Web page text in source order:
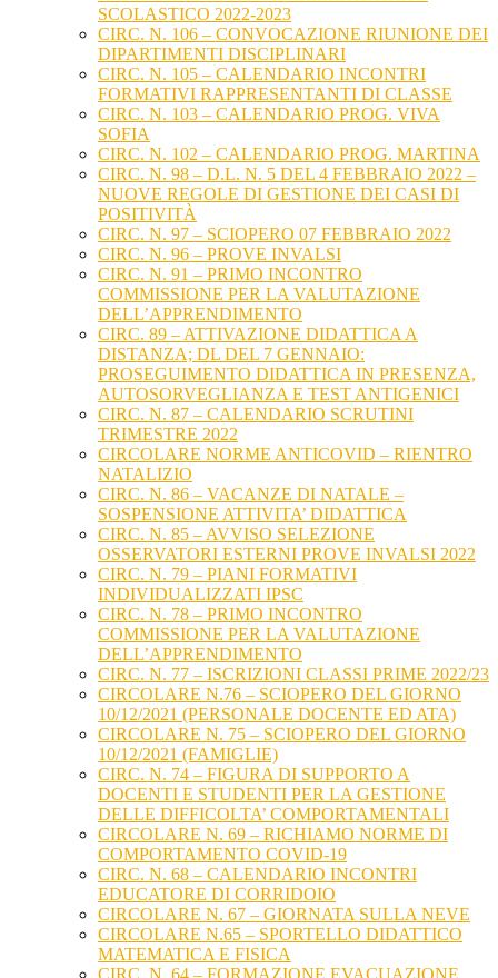
SCOLASTICO 2022-2023
CIRC. N. 106 – CONVOCAZIONE RIUNIONE DEI
DIPARTIMENTI DISCIPLINARI
CIRC. N. 105 – CALENDARIO INCONTRI
FORMATIVI RAPPRESENTANTI DI CLASSE
CIRC. N. 103 – CALENDARIO PROG. VIVA
SOFIA
CIRC. N. 102 – CALENDARIO PROG. MARTINA
CIRC. N. 98 – D.L. N. 5 DEL 4 FEBBRAIO 2022 –
NUOVE REGOLE DI GESTIONE DEI CASI DI
POSITIVITÀ
CIRC. N. 97 – SCIOPERO 07 FEBBRAIO 2022
CIRC. N. 96 – PROVE INVALSI
CIRC. N. 91 – PRIMO INCONTRO
COMMISSIONE PER LA VALUTAZIONE
DELL’APPRENDIMENTO
CIRC. 89 – ATTIVAZIONE DIDATTICA A
DISTANZA; DL DEL 7 GENNAIO:
PROSEGUIMENTO DIDATTICA IN PRESENZA,
AUTOSORVEGLIANZA E TEST ANTIGENICI
CIRC. N. 87 – CALENDARIO SCRUTINI
TRIMESTRE 2022
CIRCOLARE NORME ANTICOVID – RIENTRO
NATALIZIO
CIRC. N. 86 – VACANZE DI NATALE –
SOSPENSIONE ATTIVITA’ DIDATTICA
CIRC. N. 85 – AVVISO SELEZIONE
OSSERVATORI ESTERNI PROVE INVALSI 2022
CIRC. N. 79 – PIANI FORMATIVI
INDIVIDUALIZZATI IPSC
CIRC. N. 78 – PRIMO INCONTRO
COMMISSIONE PER LA VALUTAZIONE
DELL’APPRENDIMENTO
CIRC. N. 77 – ISCRIZIONI CLASSI PRIME 2022/23
CIRCOLARE N.76 – SCIOPERO DEL GIORNO
10/12/2021 (PERSONALE DOCENTE ED ATA)
CIRCOLARE N. 75 – SCIOPERO DEL GIORNO
10/12/2021 (FAMIGLIE)
CIRC. N. 74 – FIGURA DI SUPPORTO A
DOCENTI E STUDENTI PER LA GESTIONE
DELLE DIFFICOLTA’ COMPORTAMENTALI
CIRCOLARE N. 69 – RICHIAMO NORME DI
COMPORTAMENTO COVID-19
CIRC. N. 68 – CALENDARIO INCONTRI
EDUCATORE DI CORRIDOIO
CIRCOLARE N. 67 – GIORNATA SULLA NEVE
CIRCOLARE N.65 – SPORTELLO DIDATTICO
MATEMATICA E FISICA